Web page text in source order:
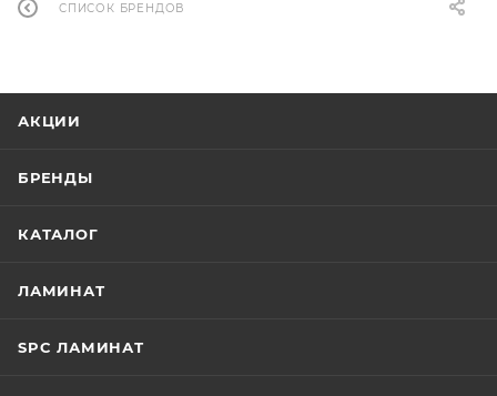
СПИСОК БРЕНДОВ
АКЦИИ
БРЕНДЫ
КАТАЛОГ
ЛАМИНАТ
SPC ЛАМИНАТ